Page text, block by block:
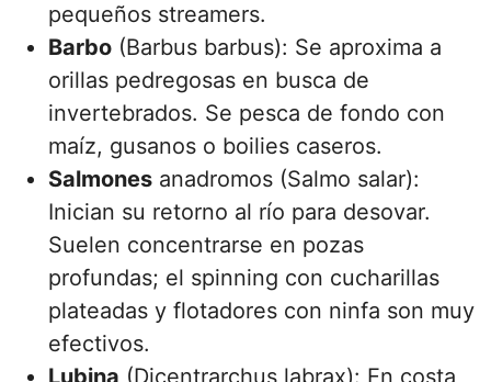
pequeños streamers.
Barbo (Barbus barbus): Se aproxima a
orillas pedregosas en busca de
invertebrados. Se pesca de fondo con
maíz, gusanos o boilies caseros.
Salmones anadromos (Salmo salar):
Inician su retorno al río para desovar.
Suelen concentrarse en pozas
profundas; el spinning con cucharillas
plateadas y flotadores con ninfa son muy
efectivos.
Lubina (Dicentrarchus labrax): En costa,